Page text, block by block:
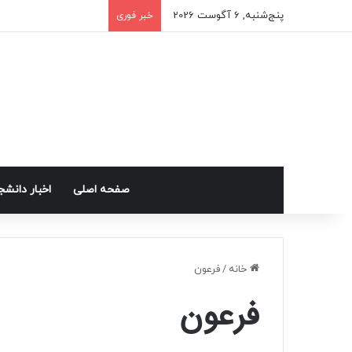
پنج‌شنبه, 6 آگوست 2026 خبر فوری
صفحه اصلی اخبار
خانه /فرعون
فرعون